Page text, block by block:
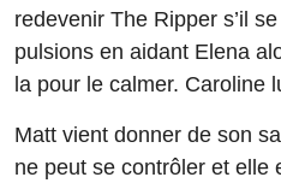
redevenir The Ripper s’il
pulsions en aidant Elena
la pour le calmer. Caroline
Matt vient donner de son
ne peut se contrôler et elle